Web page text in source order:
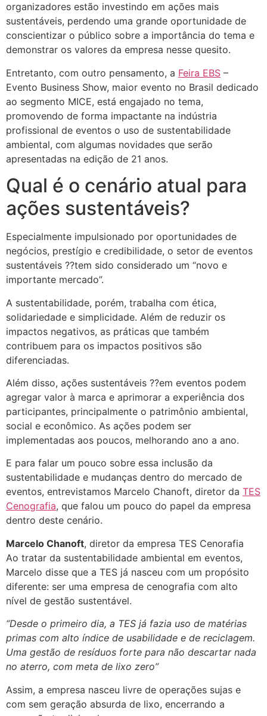
organizadores estão investindo em ações mais
sustentáveis, perdendo uma grande oportunidade de
conscientizar o público sobre a importância do tema e
demonstrar os valores da empresa nesse quesito.
Entretanto, com outro pensamento, a Feira EBS –
Evento Business Show, maior evento no Brasil dedicado
ao segmento MICE, está engajado no tema,
promovendo de forma impactante na indústria
profissional de eventos o uso de sustentabilidade
ambiental, com algumas novidades que serão
apresentadas na edição de 21 anos.
Qual é o cenário atual para
ações sustentáveis?
Especialmente impulsionado por oportunidades de
negócios, prestígio e credibilidade, o setor de eventos
sustentáveis ??tem sido considerado um “novo e
importante mercado”.
A sustentabilidade, porém, trabalha com ética,
solidariedade e simplicidade. Além de reduzir os
impactos negativos, as práticas que também
contribuem para os impactos positivos são
diferenciadas.
Além disso, ações sustentáveis ??em eventos podem
agregar valor à marca e aprimorar a experiência dos
participantes, principalmente o patrimônio ambiental,
social e econômico. As ações podem ser
implementadas aos poucos, melhorando ano a ano.
E para falar um pouco sobre essa inclusão da
sustentabilidade e mudanças dentro do mercado de
eventos, entrevistamos Marcelo Chanoft, diretor da TES
Cenografia, que falou um pouco do papel da empresa
dentro deste cenário.
Marcelo Chanoft, diretor da empresa TES Cenorafia
Ao tratar da sustentabilidade ambiental em eventos,
Marcelo disse que a TES já nasceu com um propósito
diferente: ser uma empresa de cenografia com alto
nível de gestão sustentável.
“Desde o primeiro dia, a TES já fazia uso de matérias
primas com alto índice de usabilidade e de reciclagem.
Uma gestão de resíduos forte para não descartar nada
no aterro, com meta de lixo zero”
Assim, a empresa nasceu livre de operações sujas e
com sem geração absurda de lixo, encerrando a